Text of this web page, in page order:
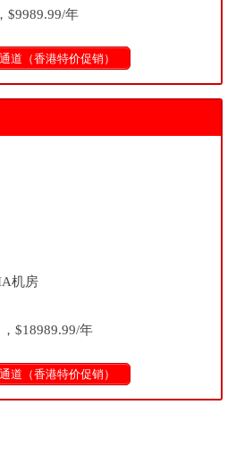
$9989.99/年
道（香港特价促销）
机房
$18989.99/年
道（香港特价促销）